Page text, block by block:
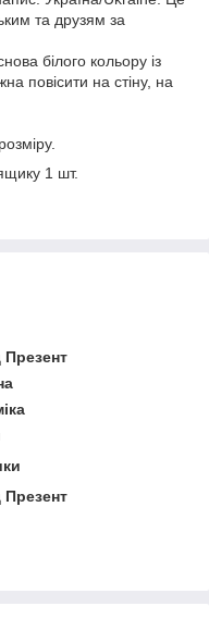
та друзям за
білого кольору із
повісити на стіну, на
ящику 1 шт.
Презент
Презент